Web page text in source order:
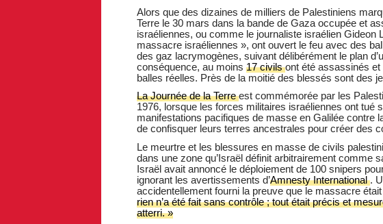
Alors que des dizaines de milliers de Palestiniens
Terre le 30 mars dans la bande de Gaza occupée et
israéliennes, ou comme le journaliste israélien Gideon
massacre israéliennes », ont ouvert le feu avec des
des gaz lacrymogènes, suivant délibérément le plan
conséquence, au moins 17 civilsont été assassinés
balles réelles. Près de la moitié des blessés sont des
La Journée de la Terreest commémorée par les
1976, lorsque les forces militaires israéliennes ont tué
manifestations pacifiques de masse en Galilée contre
de confisquer leurs terres ancestrales pour créer des
Le meurtre et les blessures en masse de civils
dans une zone qu’Israël définit arbitrairement comme
Israël avait annoncé le déploiement de 100 snipers
ignorant les avertissements d’Amnesty International.
accidentellement fourni la preuve que le massacre
rien n’a été fait sans contrôle ; tout était précis et
atterri. »